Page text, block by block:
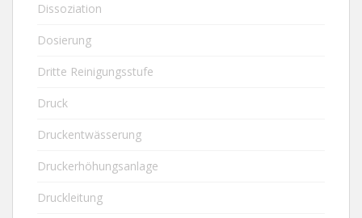
Dissoziation
Dosierung
Dritte Reinigungsstufe
Druck
Druckentwässerung
Druckerhöhungsanlage
Druckleitung